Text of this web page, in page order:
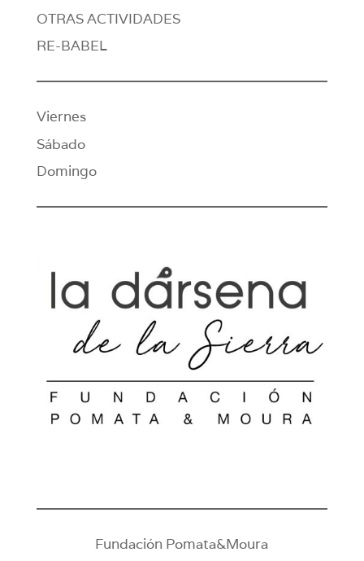
OTRAS ACTIVIDADES
RE-BABEL
Viernes
Sábado
Domingo
Fundación Pomata&Moura